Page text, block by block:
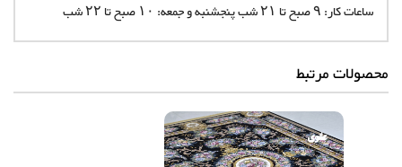
ساعات کار: ۹ صبح تا ۲۱ شب پنجشنبه و جمعه: ۱۰ صبح تا ۲۲ شب
محصولات مرتبط
علوی
علوی